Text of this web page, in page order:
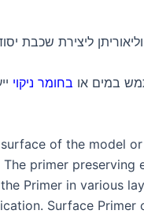
ליצירת שכבת
במים או בחומר ניקוי
of the model
primer
Primer in various
Surface